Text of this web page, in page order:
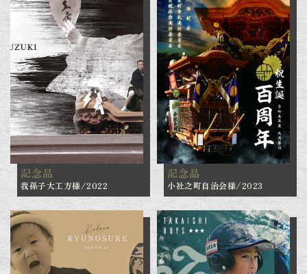
記念品
我孫子大工方様/2022
記念品
小社之町自治会様/2023